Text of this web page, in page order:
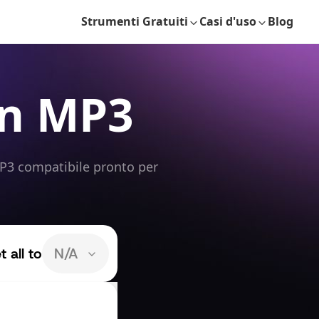
Strumenti Gratuiti Casi d'uso Blog
MP3
compatibile pronto per